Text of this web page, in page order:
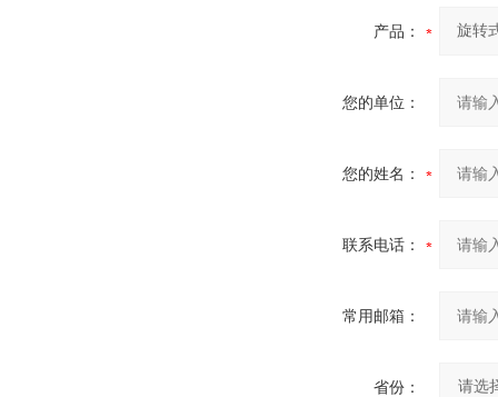
产品：
您的单位：
您的姓名：
联系电话：
常用邮箱：
省份：